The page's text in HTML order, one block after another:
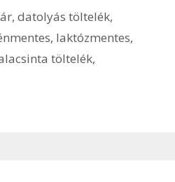
,datolyás töltelék,
, laktózmentes,
töltelék,